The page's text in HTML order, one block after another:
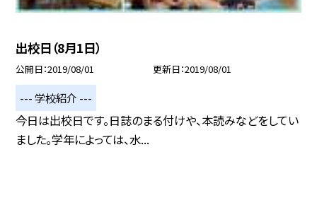
出校日（8月1日）
公開日 2019/08/01 更新日 2019/08/01
--- 学校紹介 ---
今日は出校日です。日誌のまる付けや、本読みなどをしてい
ました。学年によっては、水...